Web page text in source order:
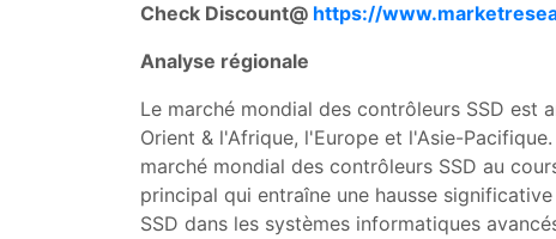
Check Discount@ https://
Analyse régionale
Le marché mondial des contrôleurs SSD est
Orient & l'Afrique, l'Europe et l'Asie-
marché mondial des contrôleurs SSD au
principal qui entraîne une hausse
SSD dans les systèmes informatiques